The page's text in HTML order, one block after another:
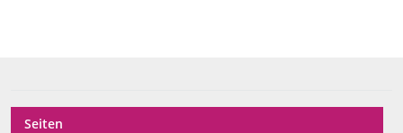
Seiten